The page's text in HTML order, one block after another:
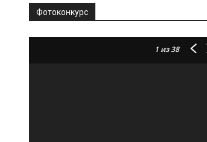
Фотоконкурс
1 из 38